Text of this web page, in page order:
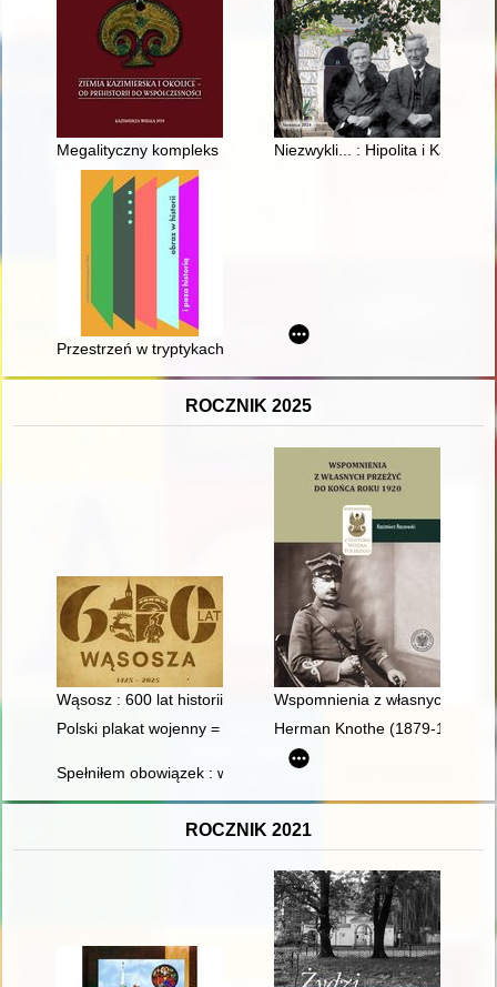
Megalityczny kompleks grobowy z okresu neolitu w
Niezwykli... : Hipolita i
Przestrzeń w tryptykach - w stronę religijnej sztuki Jacka
ROCZNIK 2025
Wąsosz : 600 lat historii
Wspomnienia z własnych
Polski plakat wojenny = Polish world war II posters
Herman Knothe (1879-1961) :
Spełniłem obowiązek : wspomnienia Stanisława
ROCZNIK 2021